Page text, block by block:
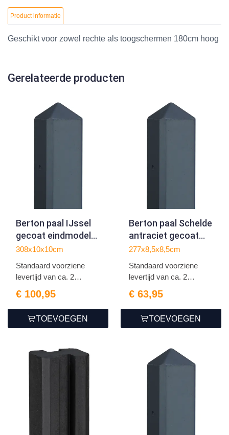
Product informatie
Geschikt voor zowel rechte als toogschermen 180cm hoog
Gerelateerde producten
Berton paal IJssel
gecoat eindmodel
308
308x10x10cm
Standaard voorziene
levertijd van ca. 2
€ 100,95
TOEVOEGEN
Berton paal Schelde
antraciet gecoat
tussenmodel 277
277x8,5x8,5cm
Standaard voorziene
levertijd van ca. 2
€ 63,95
TOEVOEGEN